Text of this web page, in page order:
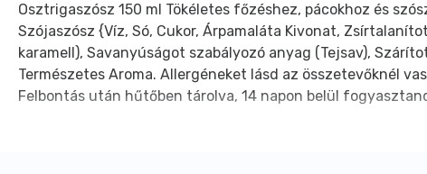
Osztrigaszósz 150 ml Tökéletes főzéshez, pácokhoz és
Szójaszósz {Víz, Só, Cukor, Árpamaláta Kivonat,
karamell), Savanyúságot szabályozó anyag (Tejsav),
Természetes Aroma. Allergéneket lásd az összetevőknél
Felbontás után hűtőben tárolva, 14 napon belül